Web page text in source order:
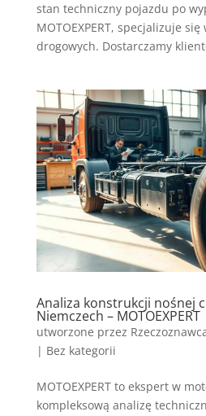
stan techniczny pojazdu po
MOTOEXPERT, specjalizuje
drogowych. Dostarczamy
Analiza konstrukcji nośnej
Niemczech – MOTOEXPERT
utworzone przez
| Bez kategorii
MOTOEXPERT to ekspert w
kompleksową analizę